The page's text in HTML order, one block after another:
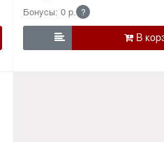
Бонусы: 0 р. ?
